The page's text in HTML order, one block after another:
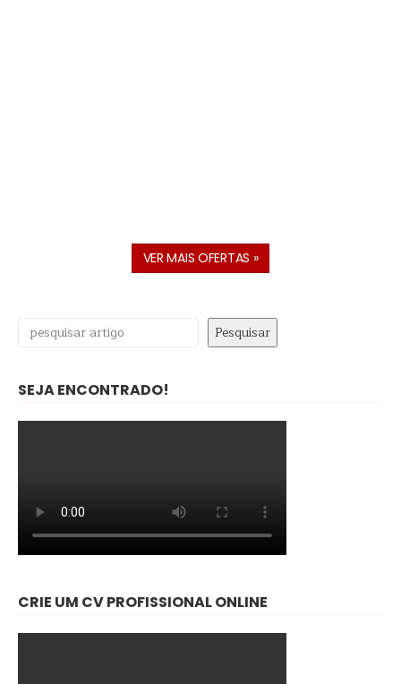
VER MAIS OFERTAS »
Pesquisar Pesquisar
SEJA ENCONTRADO!
CRIE UM CV PROFISSIONAL ONLINE